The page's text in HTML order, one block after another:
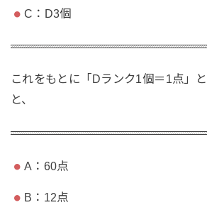
C：D3個
これをもとに「Dランク1個＝1点」
と、
A：60点
B：12点